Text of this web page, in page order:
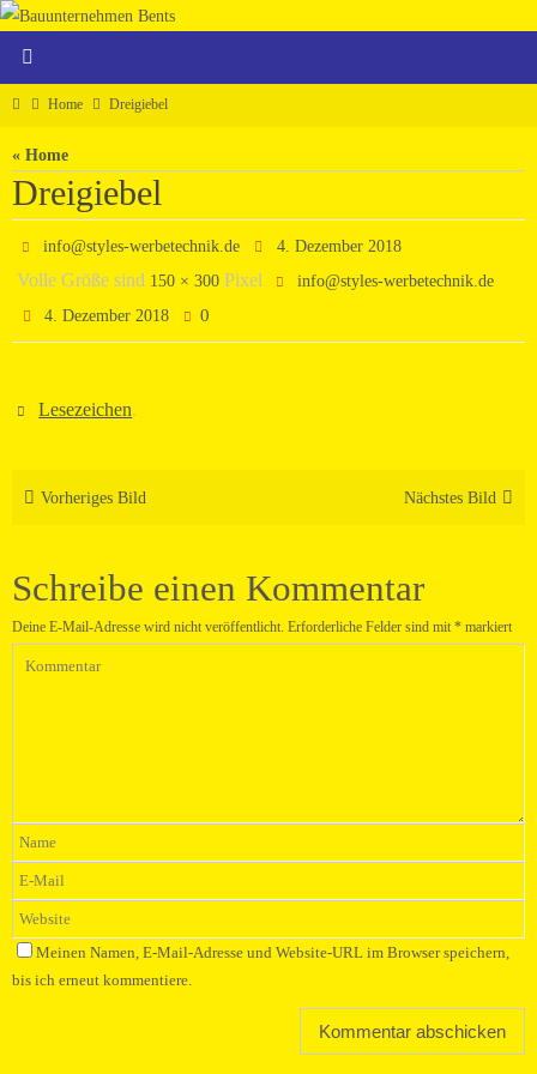
Zum
Inhalt
HomeHome Dreigiebel
« Home
Dreigiebel
info@styles-werbetechnik.de 4. Dezember 2018
Volle Größe sind 150 × 300 Pixel
info@styles-werbetechnik.de
4. Dezember 2018
0
Lesezeichen.
Vorheriges Bild Nächstes Bild
Schreibe einen Kommentar
Deine E-Mail-Adresse wird nicht veröffentlicht. Erforderliche Felder sind mit * markiert
Meinen Namen, E-Mail-Adresse und Website-URL im Browser speichern,
bis ich erneut kommentiere.